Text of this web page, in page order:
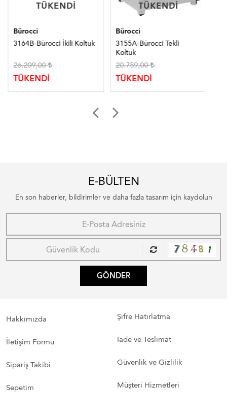
TÜKENDI
TÜKENDI
Bürocci
3164B-Bürocci İkili Koltuk
26.209,00
TÜKENDİ
TÜKENDI
TÜKENDI
Bürocci
3155A-Bürocci Tekli
Koltuk
20.759,00
TÜKENDİ
E-BÜLTEN
En son haberler, bildirimler ve daha fazla tasarım için kaydolun
GÖNDER
Hakkımızda
İletişim Formu
Sipariş Takibi
Sepetim
Şifre Hatırlatma
İade ve Teslimat
Güvenlik ve Gizlilik
Müşteri Hizmetleri